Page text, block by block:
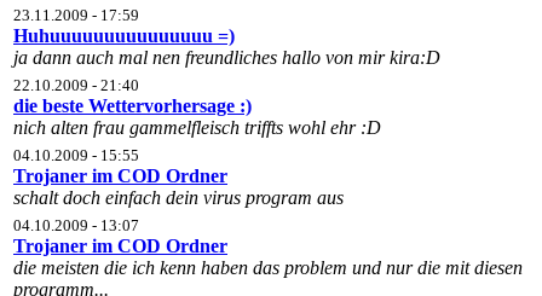
23.11.2009 - 17:59
Huhuuuuuuuuuuuuuuu =)
ja dann auch mal nen freundliches hallo von mir kira:D
22.10.2009 - 21:40
die beste Wettervorhersage :)
nich alten frau gammelfleisch triffts wohl ehr :D
04.10.2009 - 15:55
Trojaner im COD Ordner
schalt doch einfach dein virus program aus
04.10.2009 - 13:07
Trojaner im COD Ordner
die meisten die ich kenn haben das problem und nur die mit diesen
programm...